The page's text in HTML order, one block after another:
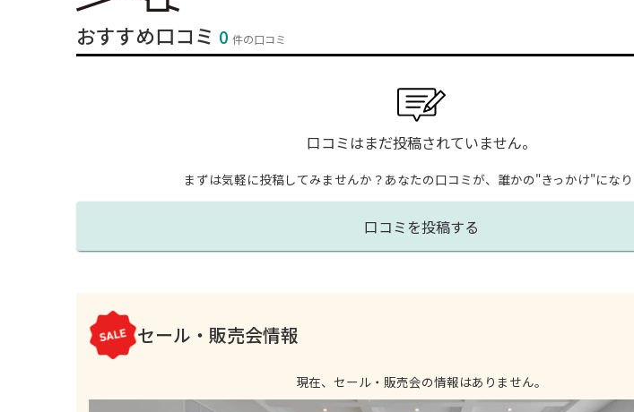
おすすめ口コミ 0件の口コミ
口コミはまだ投稿されていません。
まずは気軽に投稿してみませんか？ あなたの口コミが、誰かの"きっかけ"にな
口コミを投稿する
セール・販売会情報
現在、セール・販売会の情報はありません。